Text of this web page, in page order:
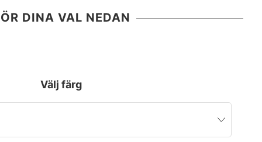
DINA VAL NEDAN
Välj färg